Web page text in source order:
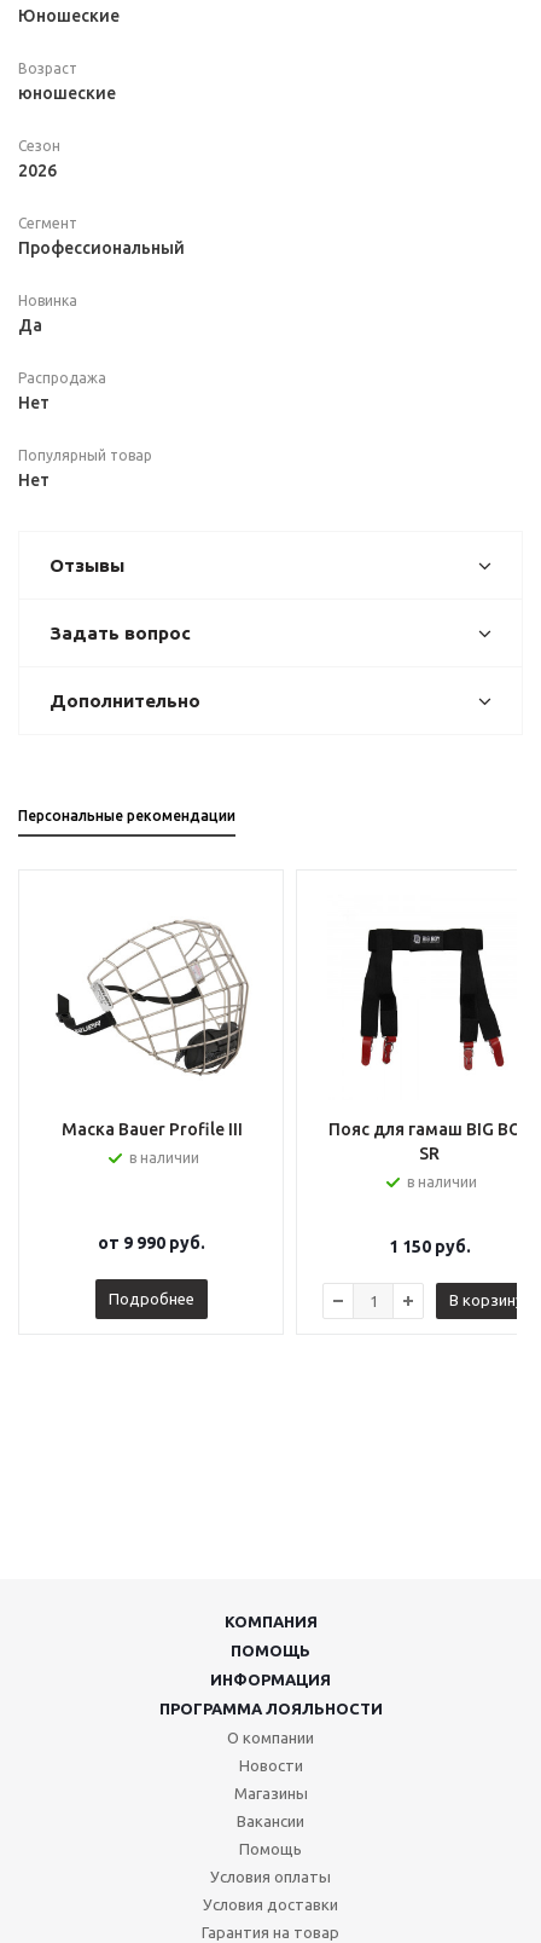
Юношеские
Возраст
юношеские
Сезон
2026
Сегмент
Профессиональный
Новинка
Да
Распродажа
Нет
Популярный товар
Нет
Отзывы
Задать вопрос
Дополнительно
Персональные рекомендации
Маска Bauer Profile III
в наличии
от 9 990 руб.
Подробнее
Пояс для гамаш BIG BOY
SR
в наличии
1 150руб.
В корзину
КОМПАНИЯ
ПОМОЩЬ
ИНФОРМАЦИЯ
ПРОГРАММА ЛОЯЛЬНОСТИ
О компании
Новости
Магазины
Вакансии
Помощь
Условия оплаты
Условия доставки
Гарантия на товар